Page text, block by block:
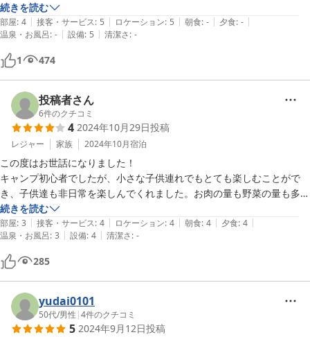
サービスが有り難かったです。
コンビニやスーパー、日帰り銭湯も車で10分以内だったので困る事が
続きを読む
部屋: 4 | 接客・サービス: 5 | ロケーション: 5 | 朝食: - | 夕食: - |
温泉・お風呂: - | 設備: 5 | 清潔さ: -
1 474
投稿者さん
6件のクチコミ
4 2024年10月29日投稿
レジャー 家族 2024年10月宿泊
この度はお世話になりました！
キャンプ初心者でしたが、小さな子供連れでもとても楽しむことがで
き、子供達も非日常を楽しんでくれました。お肉の量も野菜の量も多く
満足でした！
お風呂は割引が利いて1番近場の温泉を車で15分くらいかけて行きまし
た。古き良き温泉でした。
いい体験でした！
オーナーさんも親切にしてくださり感謝です。
ありがとうございました(^^)
続きを読む
部屋: 3 | 接客・サービス: 4 | ロケーション: 4 | 朝食: 4 | 夕食: 4 |
温泉・お風呂: 3 | 設備: 4 | 清潔さ: -
285
yudai0101
50代/男性 |4件のクチコミ
5 2024年9月12日投稿